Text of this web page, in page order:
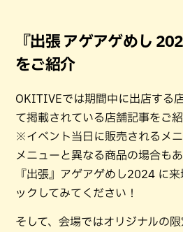
『出張 アゲアゲめし
をご紹介
OKITIVEでは期間中に出店する
て掲載されている店舗記事をご紹
※イベント当日に販売されるメ
メニューと異なる商品の場合もあ
『出張』アゲアゲめし2024 に
ックしてみてください！
そして、会場ではオリジナルの